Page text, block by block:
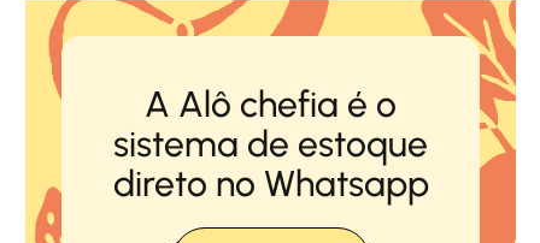
A Alô chefia é o
sistema de estoque
direto no Whatsapp